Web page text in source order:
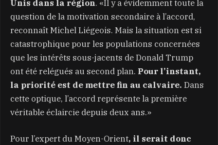
Unis dans la région. «Il y a évidemment toute la
question de la motivation secondaire à l’accord,
reconnaît Michel Liégeois. Mais la situation est si
catastrophique pour les populations concernées
que les intérêts sous-jacents de Donald Trump
ont été relégués au second plan. Pour l’instant,
la priorité est de mettre fin au calvaire. Dans
cette optique, l’accord représente la première
véritable éclaircie depuis deux ans.»
Pour l’expert du Moyen-Orient, il serait donc